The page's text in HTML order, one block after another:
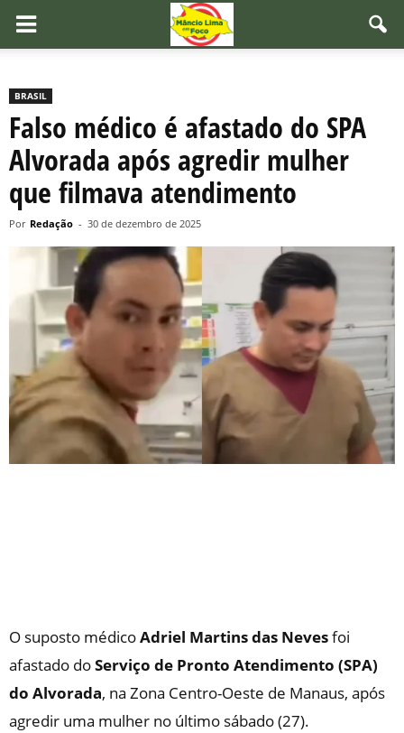
BRASIL
Falso médico é afastado do SPA
Alvorada após agredir mulher
que filmava atendimento
Por Redação - 30 de dezembro de 2025
O suposto médicoAdriel Martins das Nevesfoi
afastado doServiço de Pronto Atendimento (SPA)
do Alvorada, na Zona Centro-Oeste de Manaus, após
agredir uma mulher no último sábado (27).